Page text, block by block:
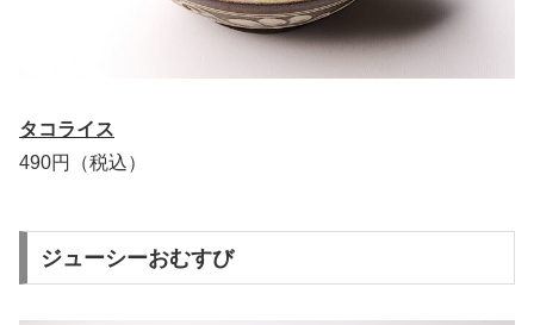
タコライス
490円（税込）
ジューシーおむすび